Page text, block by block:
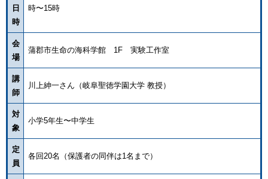
日
時
時〜15時
会
場
蒲郡市生命の海科学館 1F 実験工作室
講
師
川上紳一さん（岐阜聖徳学園大学 教授）
対
象
小学5年生〜中学生
定
員
各回20名（保護者の同伴は1名まで）